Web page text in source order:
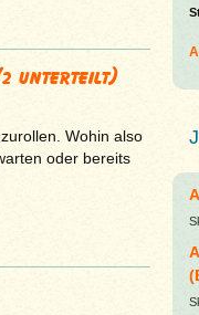
2 unterteilt)
Wohin also
oder bereits